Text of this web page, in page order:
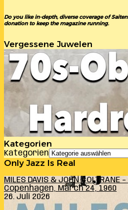
Do you like in-depth, diverse coverage of
donation to keep the magazine running.
Vergessene Juwelen
Kategorien
Kategorien
Only Jazz Is Real
MILES DAVIS & JOHN COLTRANE
Copenhagen, March 24, 1960
26. Juli 2026